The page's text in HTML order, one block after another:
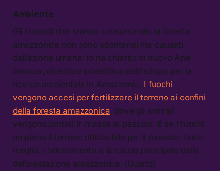
Ambiente
Gli incendi che stanno consumando la foresta
amazzonica non sono spontanei ma causati
dall’azione umana: lo ha chiarito di nuovo Ane
Alencar, direttrice scientifica dell’Istituto per la
ricerca ambientale in Amazzonia. I fuochi
vengono accesi per fertilizzare il terreno ai confini
della foresta amazzonica, dove gli animali
vengono portati in massa al pascolo. E se i fuochi
ampiano il terreno utilizzabile per il pascolo, tanto
meglio. L’allevamento è la causa principale della
deforestazione amazzonica. (Quartz)